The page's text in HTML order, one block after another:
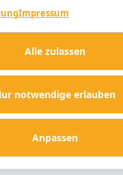
Impressum
notwendige erlauben
Anpassen
Alle zulassen